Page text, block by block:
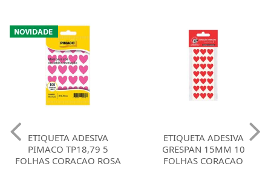
ETIQUETA ADESIVA
GRESPAN 15MM 10
FOLHAS CORACAO
ETIQUETA ADESIVA
ESPECIAL GRESPAN 15MM
CORACAO PRATA